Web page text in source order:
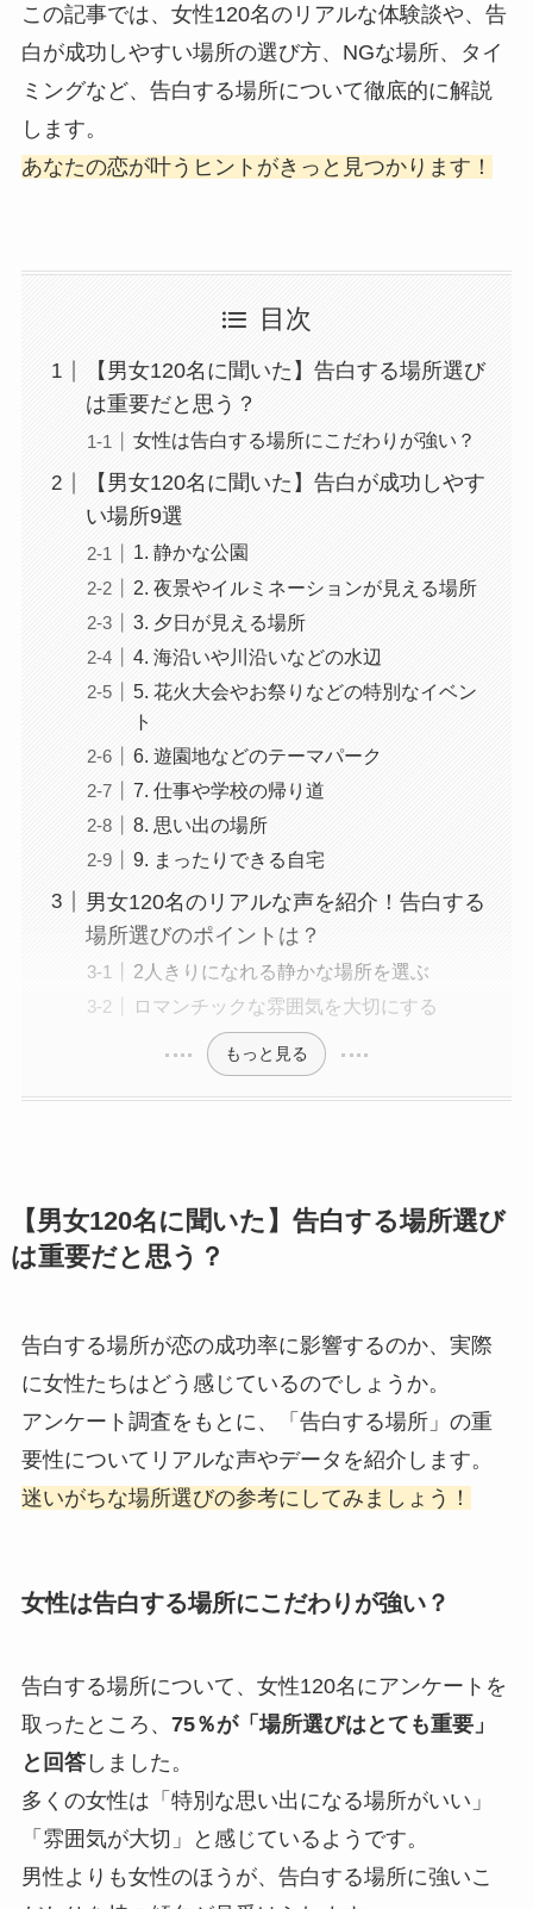
この記事では、女性120名のリアルな体験談や、告
白が成功しやすい場所の選び方、NGな場所、タイ
ミングなど、告白する場所について徹底的に解説
します。
あなたの恋が叶うヒントがきっと見つかります！
目次
【男女120名に聞いた】告白する場所選び
は重要だと思う？
女性は告白する場所にこだわりが強い？
【男女120名に聞いた】告白が成功しやす
い場所9選
1. 静かな公園
2. 夜景やイルミネーションが見える場所
3. 夕日が見える場所
4. 海沿いや川沿いなどの水辺
5. 花火大会やお祭りなどの特別なイベン
ト
6. 遊園地などのテーマパーク
7. 仕事や学校の帰り道
8. 思い出の場所
9. まったりできる自宅
男女120名のリアルな声を紹介！告白する
場所選びのポイントは？
2人きりになれる静かな場所を選ぶ
ロマンチックな雰囲気を大切にする
もっと見る
【男女120名に聞いた】告白する場所選び
は重要だと思う？
告白する場所が恋の成功率に影響するのか、実際
に女性たちはどう感じているのでしょうか。
アンケート調査をもとに、「告白する場所」の重
要性についてリアルな声やデータを紹介します。
迷いがちな場所選びの参考にしてみましょう！
女性は告白する場所にこだわりが強い？
告白する場所について、女性120名にアンケートを
取ったところ、 75％が「場所選びはとても重要」
と回答しました。
多くの女性は「特別な思い出になる場所がいい」
「雰囲気が大切」と感じているようです。
男性よりも女性のほうが、告白する場所に強いこ